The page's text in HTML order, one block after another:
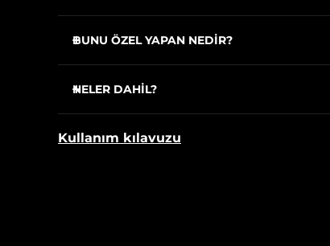
BUNU ÖZEL YAPAN NEDİR?
ve kaldırmak için standart mikro akımdan
ve yeni hücreleri uyarırken yağı şekillendirir.
NELER DAHİL?
FAQ P1
Kullanım kılavuzu